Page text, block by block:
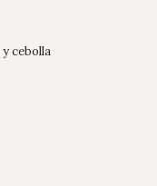
cebolla